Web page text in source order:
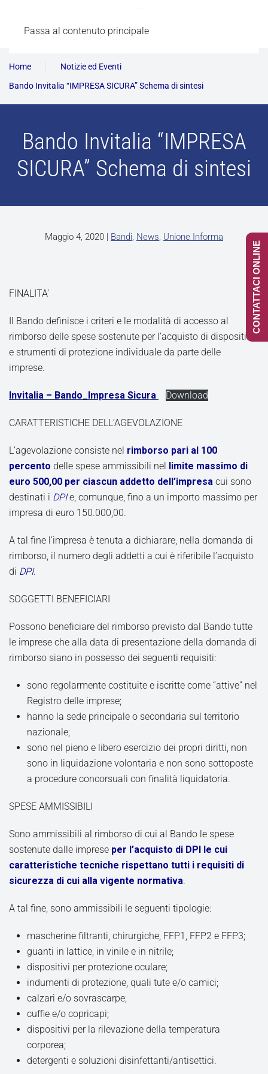
Passa al contenuto principale
Home
Notizie ed Eventi
Bando Invitalia “IMPRESA SICURA” Schema di sintesi
Bando Invitalia “IMPRESA
SICURA” Schema di sintesi
Maggio 4, 2020 | Bandi, News, Unione Informa
FINALITA’
Il Bando definisce i criteri e le modalità di accesso al
rimborso delle spese sostenute per l’acquisto di dispositivi
e strumenti di protezione individuale da parte delle
imprese.
Invitalia – Bando_Impresa Sicura Download
CARATTERISTICHE DELL’AGEVOLAZIONE
L’agevolazione consiste nel rimborso pari al 100
percento delle spese ammissibili nel limite massimo di
euro 500,00 per ciascun addetto dell’impresa cui sono
destinati i DPIe, comunque, fino a un importo massimo per
impresa di euro 150.000,00.
A tal fine l’impresa è tenuta a dichiarare, nella domanda di
rimborso, il numero degli addetti a cui è riferibile l’acquisto
di DPI.
SOGGETTI BENEFICIARI
Possono beneficiare del rimborso previsto dal Bando tutte
le imprese che alla data di presentazione della domanda di
rimborso siano in possesso dei seguenti requisiti:
sono regolarmente costituite e iscritte come “attive” nel
Registro delle imprese;
hanno la sede principale o secondaria sul territorio
nazionale;
sono nel pieno e libero esercizio dei propri diritti, non
sono in liquidazione volontaria e non sono sottoposte
a procedure concorsuali con finalità liquidatoria.
SPESE AMMISSIBILI
Sono ammissibili al rimborso di cui al Bando le spese
sostenute dalle imprese per l’acquisto di DPI le cui
caratteristiche tecniche rispettano tutti i requisiti di
sicurezza di cui alla vigente normativa.
A tal fine, sono ammissibili le seguenti tipologie:
mascherine filtranti, chirurgiche, FFP1, FFP2 e FFP3;
guanti in lattice, in vinile e in nitrile;
dispositivi per protezione oculare;
indumenti di protezione, quali tute e/o camici;
calzari e/o sovrascarpe;
cuffie e/o copricapi;
dispositivi per la rilevazione della temperatura
corporea;
detergenti e soluzioni disinfettanti/antisettici.
CONTATTACI ONLINE